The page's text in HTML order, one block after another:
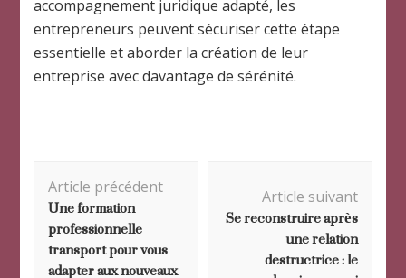
accompagnement juridique adapté, les
entrepreneurs peuvent sécuriser cette étape
essentielle et aborder la création de leur
entreprise avec davantage de sérénité.
d'article
Article précédent
Une formation
professionnelle
transport pour vous
adapter aux nouveaux
Article suivant
Se reconstruire après
une relation
destructrice : le